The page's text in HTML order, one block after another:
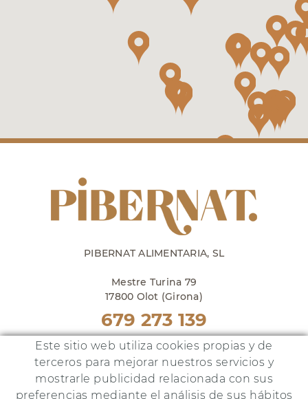
PIBERNAT ALIMENTARIA, SL
Mestre Turina 79
17800 Olot (Girona)
679 273 139
Punto venta en Olot
lunes a viernes de 10h a 18h
y sábados de 10h a 14h
Este sitio web utiliza cookies propias y de
terceros para mejorar nuestros servicios y
mostrarle publicidad relacionada con sus
preferencias mediante el análisis de sus hábitos